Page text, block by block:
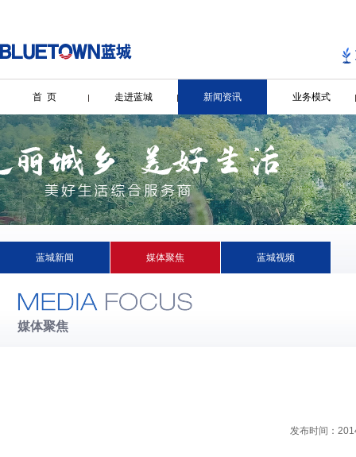
首 页 走进蓝城 新闻资讯 业务模式
蓝城新闻 媒体聚焦 蓝城视频
媒体聚焦
发布时间：